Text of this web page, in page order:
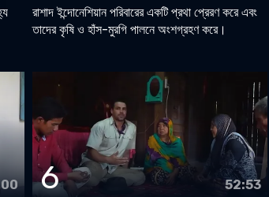
রাশাদ ইন্দোনেশিয়ান পরিবারের একটি প্রথা প্রেরণ করে এবং
তাদের কৃষি ও হাঁস-মুরগি পালনে অংশগ্রহণ করে।
6 52:53